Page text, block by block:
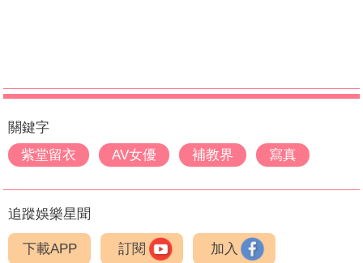
關鍵字
紫堂留衣
AV女優 補教界 寫真
追蹤娛樂星聞
下載APP 訂閱 加入